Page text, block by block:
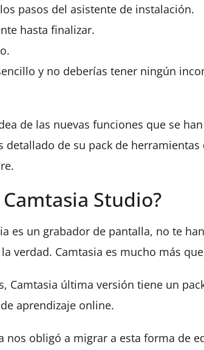
pasos del asistente de instalación.
hasta finalizar.
y no deberías tener ningún
de las nuevas funciones que se
detallado de su pack de
Studio?
es un grabador de pantalla, no te
verdad. Camtasia es mucho más
Camtasia última versión tiene un
aprendizaje online.
nos obligó a migrar a esta forma de